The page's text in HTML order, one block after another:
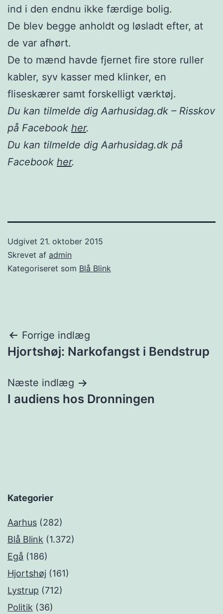
ind i den endnu ikke færdige bolig.
De blev begge anholdt og løsladt efter, at
de var afhørt.
De to mænd havde fjernet fire store ruller
kabler, syv kasser med klinker, en
fliseskærer samt forskelligt værktøj.
Du kan tilmelde dig Aarhusidag.dk – Risskov
på Facebook her.
Du kan tilmelde dig Aarhusidag.dk på
Facebook her.
Udgivet 21. oktober 2015
Skrevet af admin
Kategoriseret som Blå Blink
Indlægsnavigation
Forrige indlæg
Hjortshøj: Narkofangst i Bendstrup
Næste indlæg
I audiens hos Dronningen
Kategorier
Aarhus (282)
Blå Blink (1.372)
Egå (186)
Hjortshøj (161)
Lystrup (712)
Politik (36)